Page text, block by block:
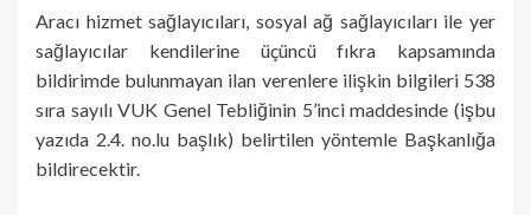
Aracı hizmet sağlayıcıları, sosyal ağ sağlayıcıları ile yer
sağlayıcılar kendilerine üçüncü fıkra kapsamında
bildirimde bulunmayan ilan verenlere ilişkin bilgileri 538
sıra sayılı VUK Genel Tebliğinin 5’inci maddesinde (işbu
yazıda 2.4. no.lu başlık) belirtilen yöntemle Başkanlığa
bildirecektir.